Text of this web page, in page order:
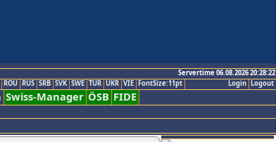
Servertime 06.08.2026 20:28:22
Logout
Login
ROU RUS SRB SVK SWE TUR UKR VIE FontSize:11pt
Swiss-Manager ÖSB FIDE